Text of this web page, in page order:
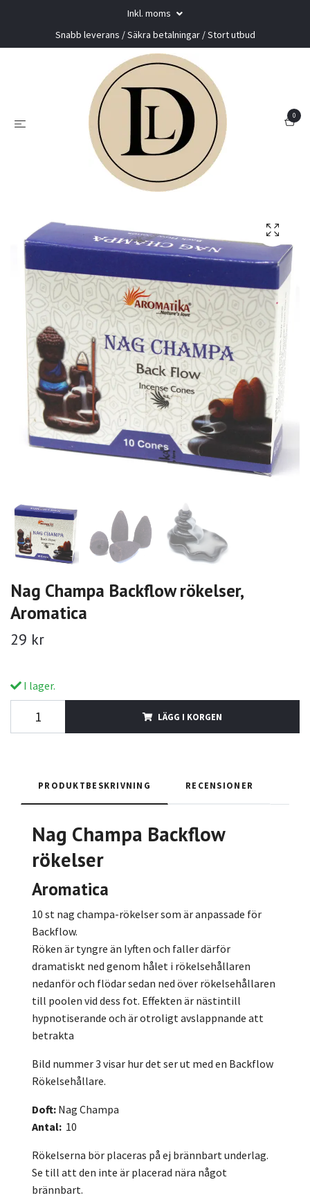
Inkl. moms
Snabb leverans / Säkra betalningar / Stort utbud
0
Nag Champa Backflow rökelser,
Aromatica
29 kr
I lager.
LÄGG I KORGEN
PRODUKTBESKRIVNING RECENSIONER
Nag Champa Backflow
rökelser
Aromatica
10 st nag champa-rökelser som är anpassade för
Backflow.
Röken är tyngre än lyften och faller därför
dramatiskt ned genom hålet i rökelsehållaren
nedanför och flödar sedan ned över rökelsehållaren
till poolen vid dess fot. Effekten är nästintill
hypnotiserande och är otroligt avslappnande att
betrakta
Bild nummer 3 visar hur det ser ut med en Backflow
Rökelsehållare.
Doft: Nag Champa
Antal: 10
Rökelserna bör placeras på ej brännbart underlag.
Se till att den inte är placerad nära något
brännbart.